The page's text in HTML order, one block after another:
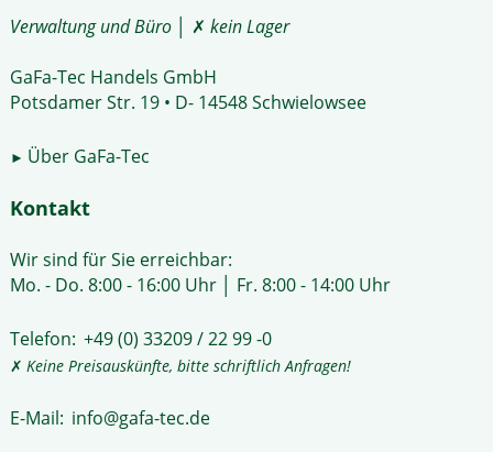
Verwaltung und Büro│ ✗ kein Lager
GaFa-Tec Handels GmbH
Potsdamer Str. 19 • D- 14548 Schwielowsee
► Über GaFa-Tec
Kontakt
Wir sind für Sie erreichbar:
Mo. - Do. 8:00 - 16:00 Uhr │ Fr. 8:00 - 14:00 Uhr
Telefon: +49 (0) 33209 / 22 99 -0
✗ Keine Preisauskünfte, bitte schriftlich Anfragen!
E-Mail: info@gafa-tec.de